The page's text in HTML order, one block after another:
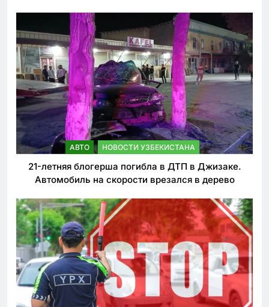
АВТО НОВОСТИ УЗБЕКИСТАНА
21-летняя блогерша погибла в ДТП в Джизаке.
Автомобиль на скорости врезался в дерево